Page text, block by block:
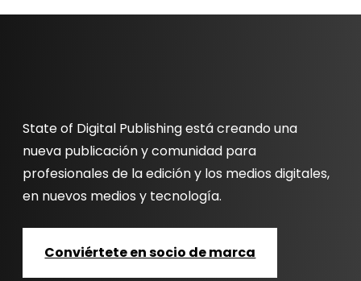
State of Digital Publishing está creando una
nueva publicación y comunidad para
profesionales de la edición y los medios digitales,
en nuevos medios y tecnología.
Conviértete en socio de marca